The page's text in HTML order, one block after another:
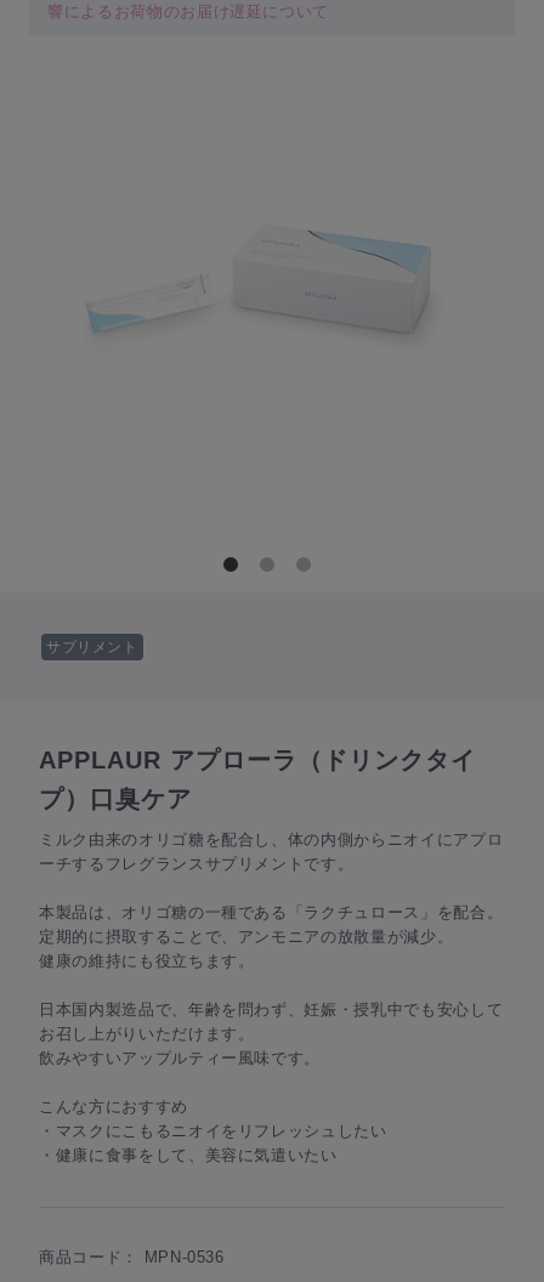
響によるお荷物のお届け遅延について
サプリメント
APPLAUR アプローラ（ドリンクタイ
プ）口臭ケア
ミルク由来のオリゴ糖を配合し、体の内側からニオイにアプロ
ーチするフレグランスサプリメントです。
本製品は、オリゴ糖の一種である「ラクチュロース」を配合。
定期的に摂取することで、アンモニアの放散量が減少。
健康の維持にも役立ちます。
日本国内製造品で、年齢を問わず、妊娠・授乳中でも安心して
お召し上がりいただけます。
飲みやすいアップルティー風味です。
こんな方におすすめ
・マスクにこもるニオイをリフレッシュしたい
・健康に食事をして、美容に気遣いたい
商品コード： MPN-0536